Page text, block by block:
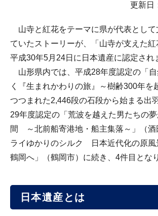
更新日
山寺と紅花をテーマに県が代表として
ていたストーリーが、「山寺が支えた
平成30年5月24日に日本遺産に認定され
山形県内では、平成28年度認定の「
く『生まれかわりの旅』～樹齢300年を
つつまれた2,446段の石段から始まる出
29年度認定の「荒波を越えた男たちの
間 ～北前船寄港地・船主集落～」（酒
ライゆかりのシルク 日本近代化の原風
鶴岡へ」（鶴岡市）に続き、4件目とな
日本遺産とは